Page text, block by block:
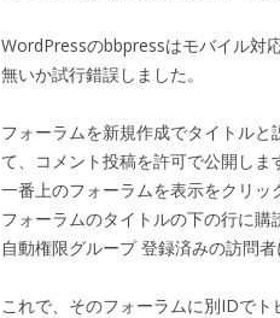
WordPressのbbpressはモバイル対
無いか試行錯誤しました。
フォーラムを新規作成でタイトル
て、コメント投稿を許可で公開しま
一番上のフォーラムを表示をクリッ
フォーラムのタイトルの下の行に購
自動権限グループ 登録済みの訪問
これで、そのフォーラムに別IDでト